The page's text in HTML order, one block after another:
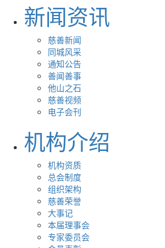
新闻资讯
慈善新闻
同城风采
通知公告
善闻善事
他山之石
慈善视频
电子会刊
机构介绍
机构资质
总会制度
组织架构
慈善荣誉
大事记
本届理事会
专家委员会